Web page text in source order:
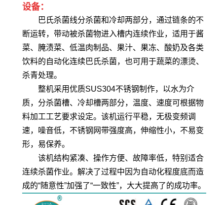
设备：
巴氏杀菌线分杀菌和冷却两部分，通过链条的不
断运转，带动被杀菌物进入槽内连续作业，适用于酱
菜、腌渍菜、低温肉制品、果汁、果冻、酸奶及各类
饮料的自动化连续巴氏杀菌，也可用于蔬菜的漂烫、
杀青处理。
整机采用优质SUS304不锈钢制作，以水为介
质，分杀菌槽、冷却槽两部分，温度、速度可根据物
料加工工艺要求设定。该机运行平稳，无极变频调
速，噪音低，不锈钢网带强度高，伸缩性小，不易变
形，易保养。
该机结构紧凑、操作方便、故障率低，特别适合
连续杀菌作业。解决了过程中因为自动化程度底而造
成的“随意性”加强了“一致性”，大大提高了的成功率。